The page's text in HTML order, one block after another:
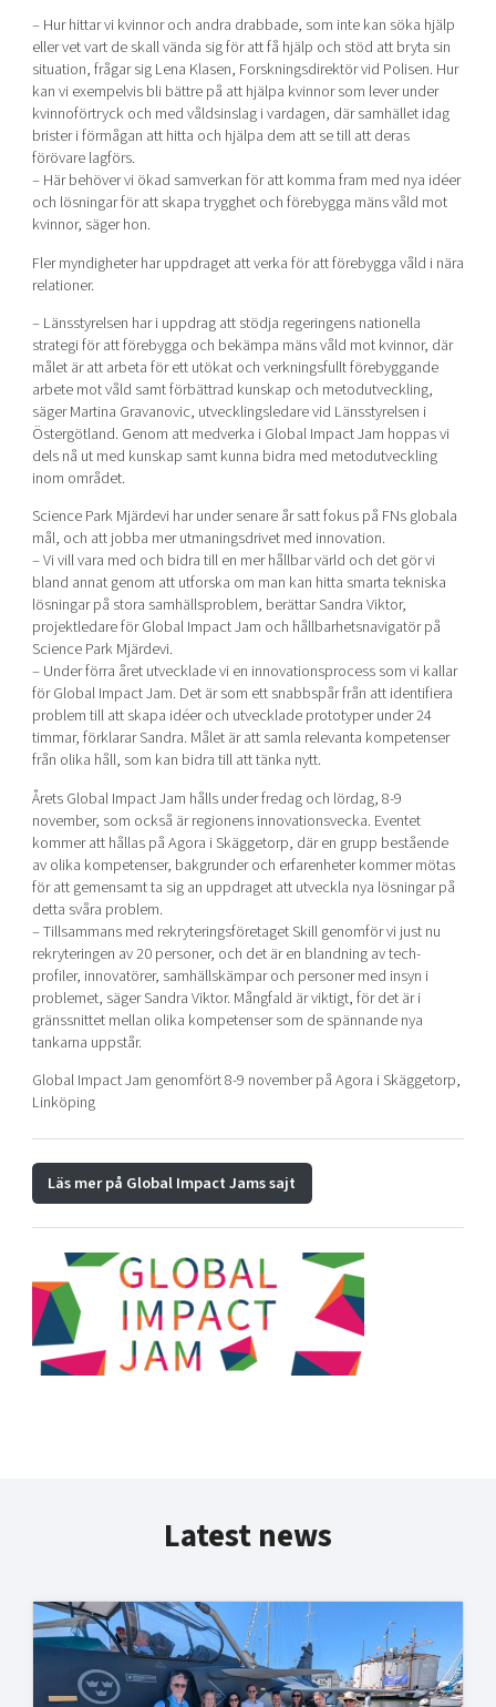
– Hur hittar vi kvinnor och andra drabbade, som inte kan söka hjälp
eller vet vart de skall vända sig för att få hjälp och stöd att bryta sin
situation, frågar sig Lena Klasen, Forskningsdirektör vid Polisen. Hur
kan vi exempelvis bli bättre på att hjälpa kvinnor som lever under
kvinnoförtryck och med våldsinslag i vardagen, där samhället idag
brister i förmågan att hitta och hjälpa dem att se till att deras
förövare lagförs.
– Här behöver vi ökad samverkan för att komma fram med nya idéer
och lösningar för att skapa trygghet och förebygga mäns våld mot
kvinnor, säger hon.
Fler myndigheter har uppdraget att verka för att förebygga våld i nära
relationer.
– Länsstyrelsen har i uppdrag att stödja regeringens nationella
strategi för att förebygga och bekämpa mäns våld mot kvinnor, där
målet är att arbeta för ett utökat och verkningsfullt förebyggande
arbete mot våld samt förbättrad kunskap och metodutveckling,
säger Martina Gravanovic, utvecklingsledare vid Länsstyrelsen i
Östergötland. Genom att medverka i Global Impact Jam hoppas vi
dels nå ut med kunskap samt kunna bidra med metodutveckling
inom området.
Science Park Mjärdevi har under senare år satt fokus på FNs globala
mål, och att jobba mer utmaningsdrivet med innovation.
– Vi vill vara med och bidra till en mer hållbar värld och det gör vi
bland annat genom att utforska om man kan hitta smarta tekniska
lösningar på stora samhällsproblem, berättar Sandra Viktor,
projektledare för Global Impact Jam och hållbarhetsnavigatör på
Science Park Mjärdevi.
– Under förra året utvecklade vi en innovationsprocess som vi kallar
för Global Impact Jam. Det är som ett snabbspår från att identifiera
problem till att skapa idéer och utvecklade prototyper under 24
timmar, förklarar Sandra. Målet är att samla relevanta kompetenser
från olika håll, som kan bidra till att tänka nytt.
Årets Global Impact Jam hålls under fredag och lördag, 8-9
november, som också är regionens innovationsvecka. Eventet
kommer att hållas på Agora i Skäggetorp, där en grupp bestående
av olika kompetenser, bakgrunder och erfarenheter kommer mötas
för att gemensamt ta sig an uppdraget att utveckla nya lösningar på
detta svåra problem.
– Tillsammans med rekryteringsföretaget Skill genomför vi just nu
rekryteringen av 20 personer, och det är en blandning av tech-
profiler, innovatörer, samhällskämpar och personer med insyn i
problemet, säger Sandra Viktor. Mångfald är viktigt, för det är i
gränssnittet mellan olika kompetenser som de spännande nya
tankarna uppstår.
Global Impact Jam genomfört 8-9 november på Agora i Skäggetorp,
Linköping
Läs mer på Global Impact Jams sajt
Latest news